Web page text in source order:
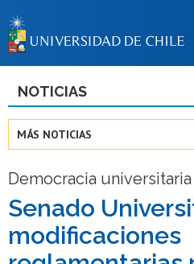
NOTICIAS
MÁS NOTICIAS
Democracia universitaria
Senado
modificaciones